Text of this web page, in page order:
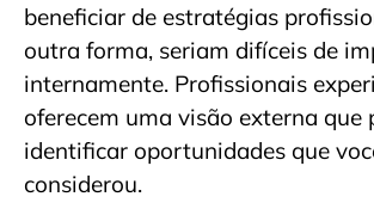
beneficiar de estratégias
outra forma, seriam difíceis de
internamente. Profissionais
oferecem uma visão externa que
identificar oportunidades que
considerou.